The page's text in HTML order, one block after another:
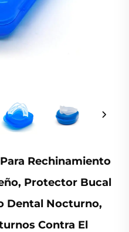
Rechinamiento
Protector Bucal
Dental Nocturno,
Contra El